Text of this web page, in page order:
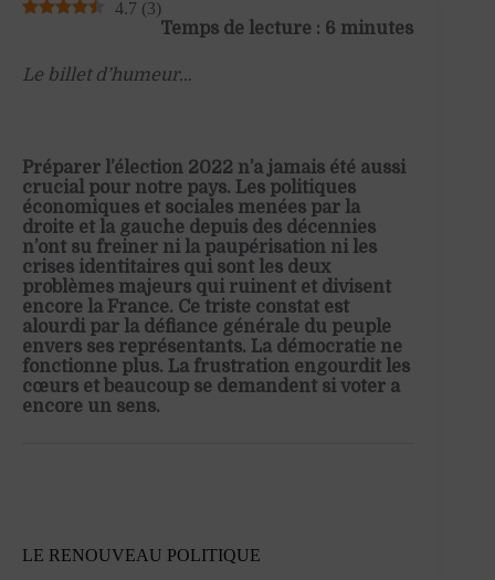
4.7 (3)
Temps de lecture : 6 minutes
Le billet d’humeur…
Préparer l’élection 2022 n’a jamais été aussi
crucial pour notre pays. Les politiques
économiques et sociales menées par la
droite et la gauche depuis des décennies
n’ont su freiner ni la paupérisation ni les
crises identitaires qui sont les deux
problèmes majeurs qui ruinent et divisent
encore la France. Ce triste constat est
alourdi par la défiance générale du peuple
envers ses représentants. La démocratie ne
fonctionne plus. La frustration engourdit les
cœurs et beaucoup se demandent si voter a
encore un sens.
LE RENOUVEAU POLITIQUE